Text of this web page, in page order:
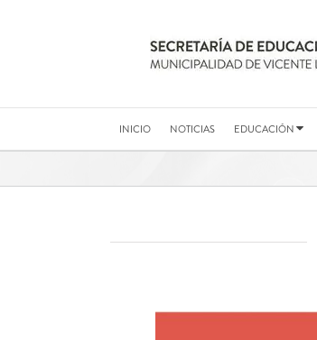
INICIO NOTICIAS EDUCACIÓN